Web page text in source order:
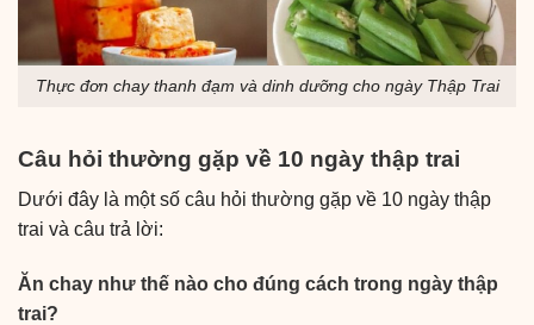
Thực đơn chay thanh đạm và dinh dưỡng cho ngày Thập Trai
Câu hỏi thường gặp về 10 ngày thập trai
Dưới đây là một số câu hỏi thường gặp về 10 ngày thập
trai và câu trả lời:
Ăn chay như thế nào cho đúng cách trong ngày thập
trai?